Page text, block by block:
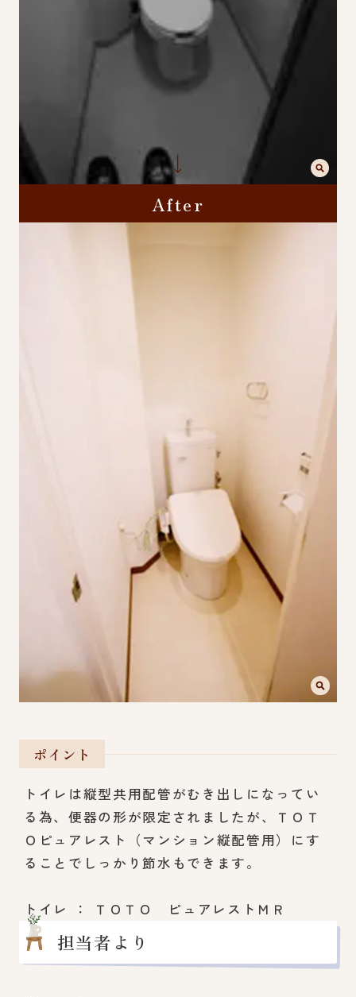
After
ポイント
トイレは縦型共用配管がむき出しになってい
る為、便器の形が限定されましたが、ＴＯＴ
Ｏピュアレスト（マンション縦配管用）にす
ることでしっかり節水もできます。
トイレ ： ＴＯＴＯ ピュアレストＭＲ
担当者より